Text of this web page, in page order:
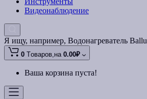
Видеонаблюдение
Я ищу, например, Водонагреватель Ballu
0 Tоваров,на 0.00₽
Ваша корзина пуста!